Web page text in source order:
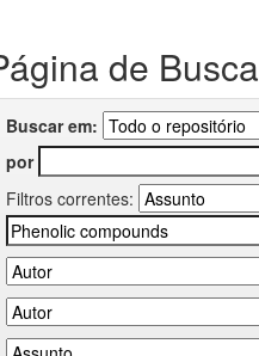
de Busca
Buscar em:
por
Filtros correntes: